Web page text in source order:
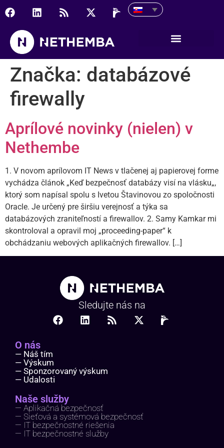
Značka: databázové
firewally
Aprílové novinky (nielen) v
Nethembe
1. V novom aprílovom IT News v tlačenej aj papierovej forme
vychádza článok „Keď bezpečnosť databázy visí na vlásku„,
ktorý som napísal spolu s Ivetou Štavinovou zo spoločnosti
Oracle. Je určený pre širšiu verejnosť a týka sa
databázových zraniteľností a firewallov. 2. Samy Kamkar mi
skontroloval a opravil moj „proceeding-paper“ k
obchádzaniu webových aplikačných firewallov. […]
Sledujte nás na
O nás
— Náš tím
— Výskum
— Sponzorovaný výskum
— Udalosti
Naše služby
— Aplikačná bezpečnosť
— Sieťová a systémová bezpečnosť
— IT bezpečnostné riešenia
— IT bezpečnostné služby